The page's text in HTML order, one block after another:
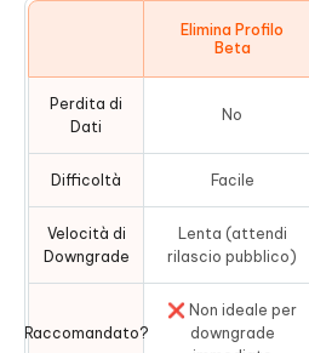
Elimina Profilo
Beta
Perdita di
Dati
No
Difficoltà Facile
Velocità di
Downgrade
Lenta (attendi
rilascio pubblico)
Raccomandato?
❌ Non ideale per
downgrade